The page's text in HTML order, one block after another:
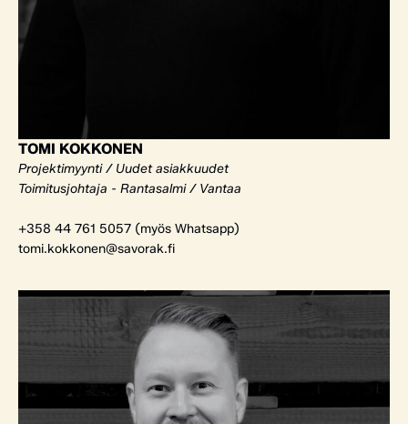
TOMI KOKKONEN
Projektimyynti / Uudet asiakkuudet
Toimitusjohtaja - Rantasalmi / Vantaa
+358 44 761 5057 (myös Whatsapp)
tomi.kokkonen@savorak.fi